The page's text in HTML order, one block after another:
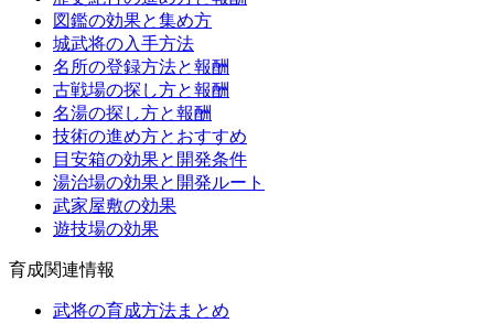
図鑑の効果と集め方
城武将の入手方法
名所の登録方法と報酬
古戦場の探し方と報酬
名湯の探し方と報酬
技術の進め方とおすすめ
目安箱の効果と開発条件
湯治場の効果と開発ルート
武家屋敷の効果
遊技場の効果
育成関連情報
武将の育成方法まとめ